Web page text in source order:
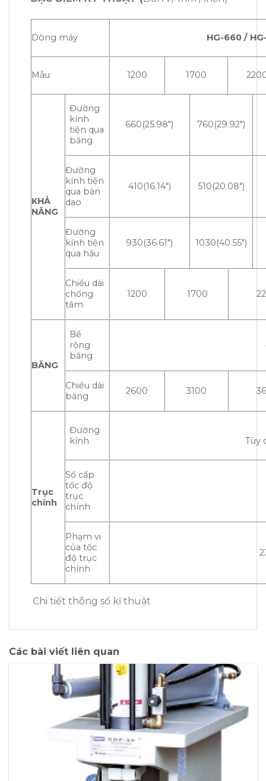
Dòng máy HG-660 /
Mẫu 1200 1700
KHẢ
NĂNG
Đường
kính
tiện qua
băng
660(25.98″) 760(29.92″)
Đường
kính tiện
qua bàn
dao
410(16.14″) 510(20.08″)
Đường
kính tiện
qua hầu
930(36.61″) 1030(40.55″)
Chiều dài
chống
tâm
1200 1700
BĂNG
Bề
rộng
băng
Chiều dài
băng
2600 3100
Trục
chính
Đường
kính
Tùy
Số cấp
tốc độ
trục
chính
Phạm vi
của tốc
độ trục
chính
Chi tiết thông số kĩ thuật
Các bài viết liên quan